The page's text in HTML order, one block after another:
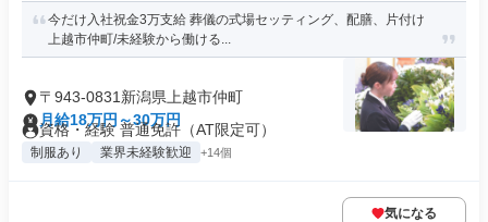
今だけ入社祝金3万支給 葬儀の式場セッティング、配膳、片付け
上越市仲町/未経験から働ける...
〒943-0831新潟県上越市仲町
月給18万円～30万円
資格・経験 普通免許（AT限定可）
制服あり 業界未経験歓迎 +14個
気になる